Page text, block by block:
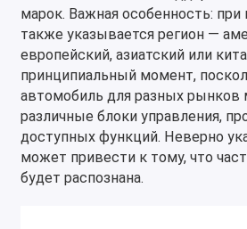
марок. Важная особенность:
также указывается регион —
европейский, азиатский или
принципиальный момент,
автомобиль для разных
различные блоки управления,
доступных функций. Неверно
может привести к тому, что
будет распознана.